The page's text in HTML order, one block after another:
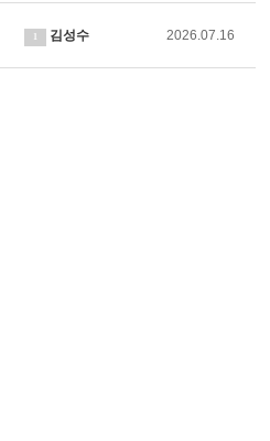
김성수 2026.07.16